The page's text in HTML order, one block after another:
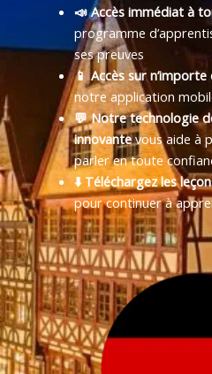
📣 Accès immédiat à
programme
ses preuves
📱 Accès sur
notre application
💬 Notre technologie
innovantevous aide à
parler en toute
⬇️ Téléchargez les
pour continuer à